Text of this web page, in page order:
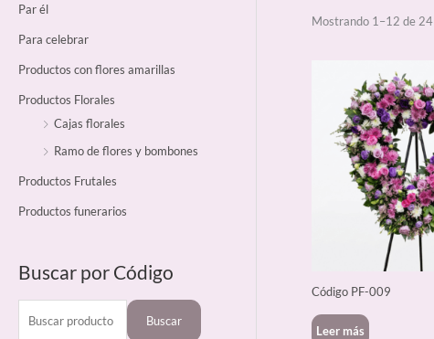
Par él
Para celebrar
Productos con flores amarillas
Productos Florales
Cajas florales
Ramo de flores y bombones
Productos Frutales
Productos funerarios
Buscar por Código
p
o
r
Buscar
Mostrando 1–12 de
Código PF-009
Leer más